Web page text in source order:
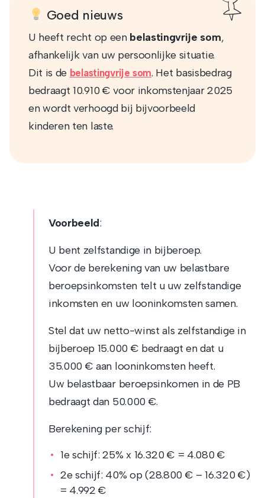
Goed nieuws
U heeft recht op een belastingvrije som,
afhankelijk van uw persoonlijke situatie.
Dit is de belastingvrije som. Het basisbedrag
bedraagt 10.910 € voor inkomstenjaar 2025
en wordt verhoogd bij bijvoorbeeld
kinderen ten laste.
Voorbeeld:
U bent zelfstandige in bijberoep.
Voor de berekening van uw belastbare
beroepsinkomsten telt u uw zelfstandige
inkomsten en uw looninkomsten samen.
Stel dat uw netto-winst als zelfstandige in
bijberoep 15.000 € bedraagt en dat u
35.000 € aan looninkomsten heeft.
Uw belastbaar beroepsinkomen in de PB
bedraagt dan 50.000 €.
Berekening per schijf:
1e schijf: 25% x 16.320 € = 4.080 €
2e schijf: 40% op (28.800 € – 16.320 €)
= 4.992 €